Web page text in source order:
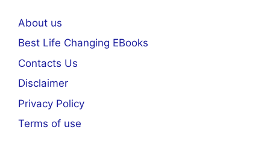
About us
Best Life Changing EBooks
Contacts Us
Disclaimer
Privacy Policy
Terms of use